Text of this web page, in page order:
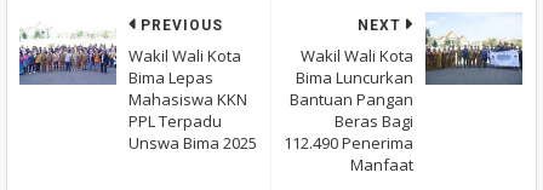
NEXT
Wakil Wali Kota
Bima Luncurkan
Bantuan Pangan
Beras Bagi
112.490 Penerima
Manfaat
PREVIOUS
Wakil Wali Kota
Bima Lepas
Mahasiswa KKN
PPL Terpadu
Unswa Bima 2025